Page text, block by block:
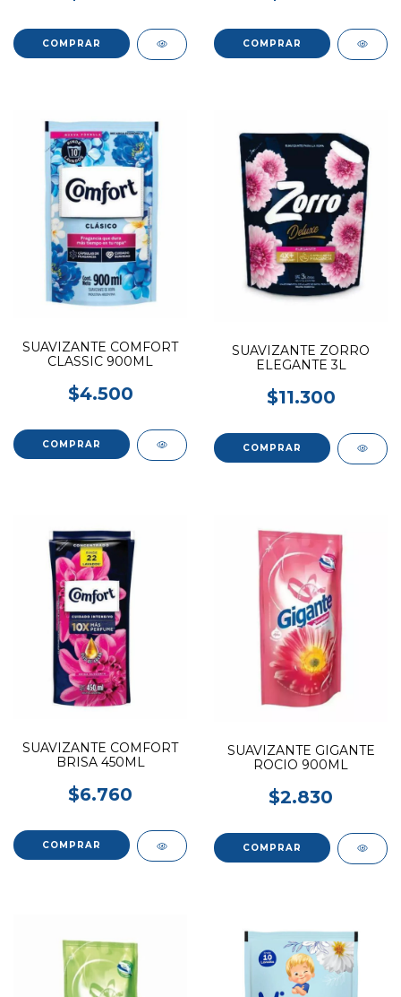
SUAVIZANTE COMFORT
CLASSIC 900ML
$4.500
SUAVIZANTE ZORRO
ELEGANTE 3L
$11.300
SUAVIZANTE COMFORT
BRISA 450ML
$6.760
SUAVIZANTE GIGANTE
ROCIO 900ML
$2.830